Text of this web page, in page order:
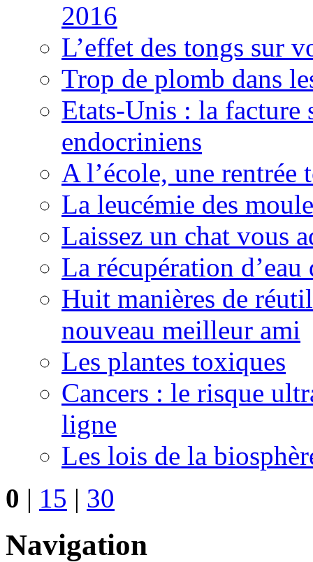
2016
L’effet des tongs sur
Trop de plomb dans
Etats-Unis : la facture
endocriniens
A l’école, une rentrée
La leucémie des
Laissez un chat vous
La récupération
Huit manières de
nouveau meilleur ami
Les plantes toxiques
Cancers : le risque
ligne
Les lois de la
0 | 15 | 30
Navigation